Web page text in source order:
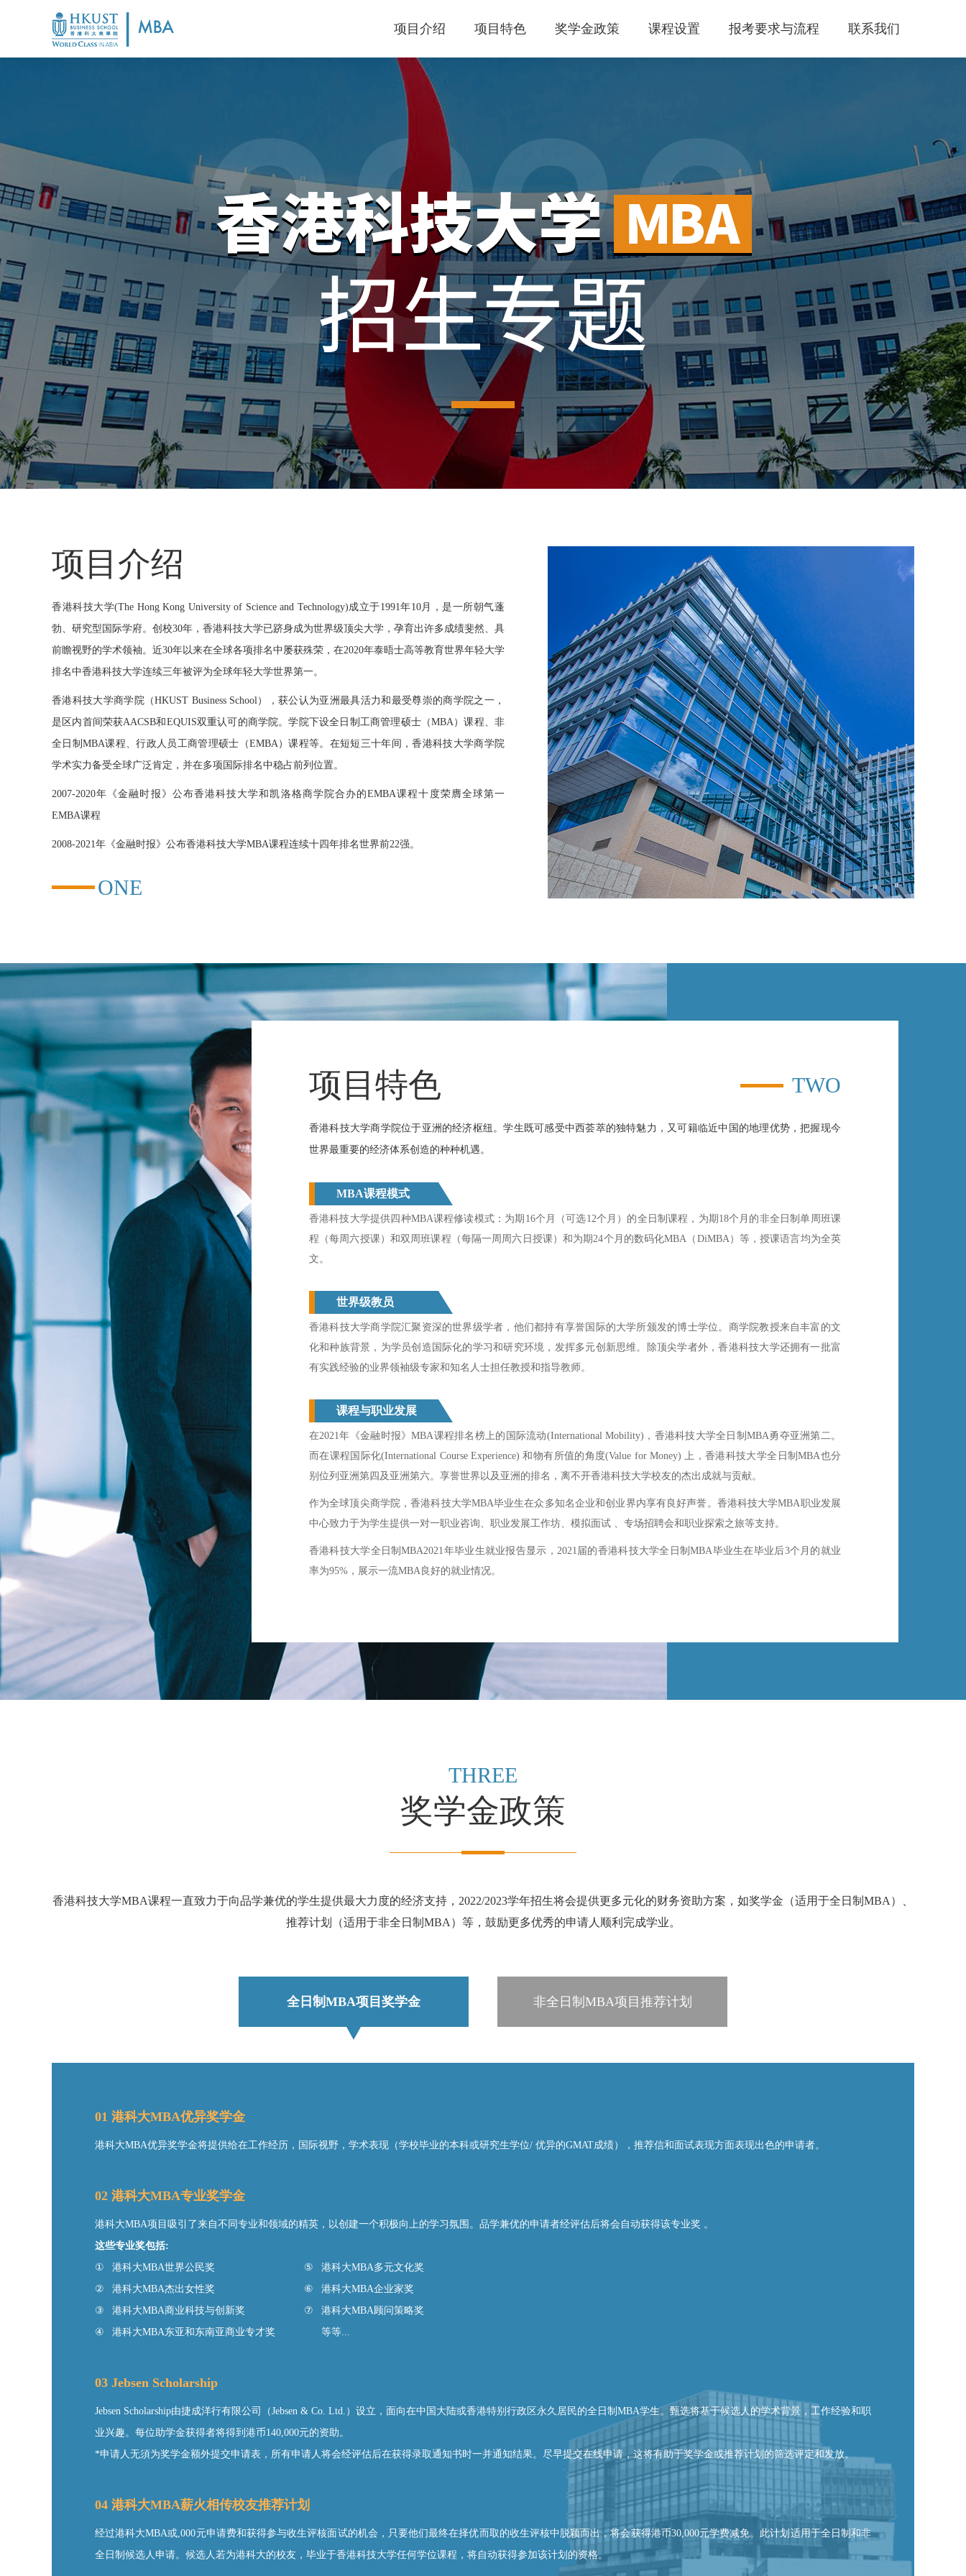
项目介绍 项目特色 奖学金政策 课程设置 报考要求与流程 联系我们
项目介绍
香港科技大学(The Hong Kong University of Science and Technology)成立于1991年10月，是一所朝气蓬
勃、研究型国际学府。创校30年，香港科技大学已跻身成为世界级顶尖大学，孕育出许多成绩斐然、具
前瞻视野的学术领袖。近30年以来在全球各项排名中屡获殊荣，在2020年泰晤士高等教育世界年轻大学
排名中香港科技大学连续三年被评为全球年轻大学世界第一。
香港科技大学商学院（HKUST Business School），获公认为亚洲最具活力和最受尊崇的商学院之一，
是区内首间荣获AACSB和EQUIS双重认可的商学院。学院下设全日制工商管理硕士（MBA）课程、非
全日制MBA课程、行政人员工商管理硕士（EMBA）课程等。在短短三十年间，香港科技大学商学院
学术实力备受全球广泛肯定，并在多项国际排名中稳占前列位置。
2007-2020年《金融时报》公布香港科技大学和凯洛格商学院合办的EMBA课程十度荣膺全球第一
EMBA课程
2008-2021年《金融时报》公布香港科技大学MBA课程连续十四年排名世界前22强。
ONE
项目特色 TWO
香港科技大学商学院位于亚洲的经济枢纽。学生既可感受中西荟萃的独特魅力，又可籍临近中国的地理优势，把握现今
世界最重要的经济体系创造的种种机遇。
MBA课程模式
香港科技大学提供四种MBA课程修读模式：为期16个月（可选12个月）的全日制课程，为期18个月的非全日制单周班课
程（每周六授课）和双周班课程（每隔一周周六日授课）和为期24个月的数码化MBA（DiMBA）等，授课语言均为全英
文。
世界级教员
香港科技大学商学院汇聚资深的世界级学者，他们都持有享誉国际的大学所颁发的博士学位。商学院教授来自丰富的文
化和种族背景，为学员创造国际化的学习和研究环境，发挥多元创新思维。除顶尖学者外，香港科技大学还拥有一批富
有实践经验的业界领袖级专家和知名人士担任教授和指导教师。
课程与职业发展
在2021年《金融时报》MBA课程排名榜上的国际流动(International Mobility)，香港科技大学全日制MBA勇夺亚洲第二。
而在课程国际化(International Course Experience) 和物有所值的角度(Value for Money) 上，香港科技大学全日制MBA也分
别位列亚洲第四及亚洲第六。享誉世界以及亚洲的排名，离不开香港科技大学校友的杰出成就与贡献。
作为全球顶尖商学院，香港科技大学MBA毕业生在众多知名企业和创业界内享有良好声誉。香港科技大学MBA职业发展
中心致力于为学生提供一对一职业咨询、职业发展工作坊、模拟面试 、专场招聘会和职业探索之旅等支持。
香港科技大学全日制MBA2021年毕业生就业报告显示，2021届的香港科技大学全日制MBA毕业生在毕业后3个月的就业
率为95%，展示一流MBA良好的就业情况。
THREE
奖学金政策
香港科技大学MBA课程一直致力于向品学兼优的学生提供最大力度的经济支持，2022/2023学年招生将会提供更多元化的财务资助方案，如奖学金（适用于全日制MBA）、
推荐计划（适用于非全日制MBA）等，鼓励更多优秀的申请人顺利完成学业。
全日制MBA项目奖学金 非全日制MBA项目推荐计划
01 港科大MBA优异奖学金
港科大MBA优异奖学金将提供给在工作经历，国际视野，学术表现（学校毕业的本科或研究生学位/ 优异的GMAT成绩），推荐信和面试表现方面表现出色的申请者。
02 港科大MBA专业奖学金
港科大MBA项目吸引了来自不同专业和领域的精英，以创建一个积极向上的学习氛围。品学兼优的申请者经评估后将会自动获得该专业奖 。
这些专业奖包括:
①
港科大MBA世界公民奖
②
港科大MBA杰出女性奖
③
港科大MBA商业科技与创新奖
④
港科大MBA东亚和东南亚商业专才奖
⑤
港科大MBA多元文化奖
⑥
港科大MBA企业家奖
⑦
港科大MBA顾问策略奖
等等...
03 Jebsen Scholarship
Jebsen Scholarship由捷成洋行有限公司（Jebsen & Co. Ltd.）设立，面向在中国大陆或香港特别行政区永久居民的全日制MBA学生。甄选将基于候选人的学术背景，工作经验和职
业兴趣。每位助学金获得者将得到港币140,000元的资助。
*申请人无須为奖学金额外提交申请表，所有申请人将会经评估后在获得录取通知书时一并通知结果。尽早提交在线申请，这将有助于奖学金或推荐计划的筛选评定和发放。
04 港科大MBA薪火相传校友推荐计划
经过港科大MBA或,000元申请费和获得参与收生评核面试的机会，只要他们最终在择优而取的收生评核中脱颖而出，将会获得港币30,000元学费减免。此计划适用于全日制和非
全日制候选人申请。候选人若为港科大的校友，毕业于香港科技大学任何学位课程，将自动获得参加该计划的资格。